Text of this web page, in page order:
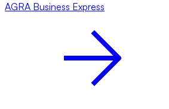
AGRA Business Express